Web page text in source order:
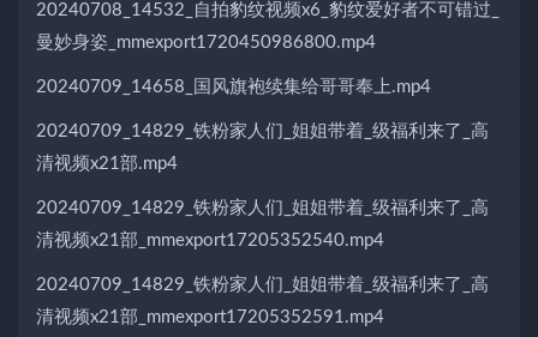
20240708_14532_自拍豹纹视频x6_豹纹爱好者不可错过_
曼妙身姿_mmexport1720450986800.mp4
20240709_14658_国风旗袍续集给哥哥奉上.mp4
20240709_14829_铁粉家人们_姐姐带着_级福利来了_高
清视频x21部.mp4
20240709_14829_铁粉家人们_姐姐带着_级福利来了_高
清视频x21部_mmexport17205352540.mp4
20240709_14829_铁粉家人们_姐姐带着_级福利来了_高
清视频x21部_mmexport17205352591.mp4